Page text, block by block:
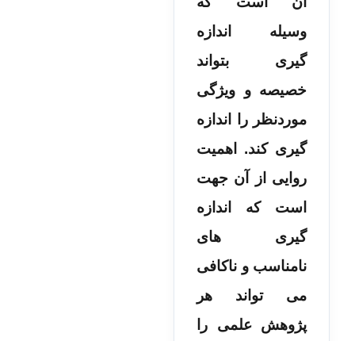
وسیله اندازه
گیری بتواند
خصیصه و ویژگی
موردنظر را اندازه
گیری کند. اهمیت
روایی از آن جهت
است که اندازه
گیری های
نامناسب و ناکافی
می تواند هر
پژوهش علمی را